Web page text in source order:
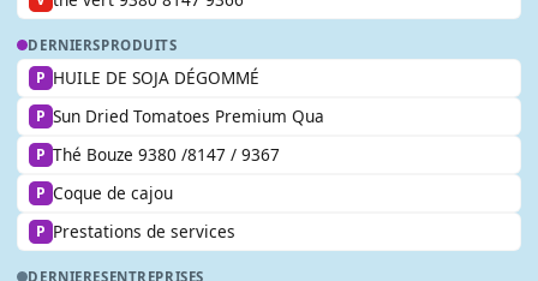
DERNIERSPRODUITS
P HUILE DE SOJA DÉGOMMÉ
P Sun Dried Tomatoes Premium Qua
P Thé Bouze 9380 /8147 / 9367
P Coque de cajou
P Prestations de services
DERNIERESENTREPRISES